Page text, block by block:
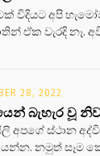
විදියට අපි
ඒක වැරදි නෑ.
28, 2022
බැහැර වූ
අපගේ ස්ථාන
නමුත් සෑම